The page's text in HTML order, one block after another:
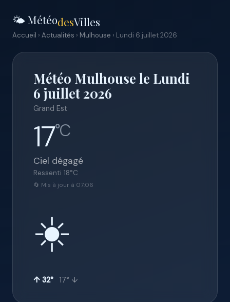
🌤️ MétéodesVilles
Accueil › Actualités › Mulhouse › Lundi 6 juillet 2026
Météo Mulhouse le Lundi
6 juillet 2026
Grand Est
17°C
Ciel dégagé
Ressenti 18°C
🔄 Mis à jour à 07:06
☀️
↑ 32° 17° ↓